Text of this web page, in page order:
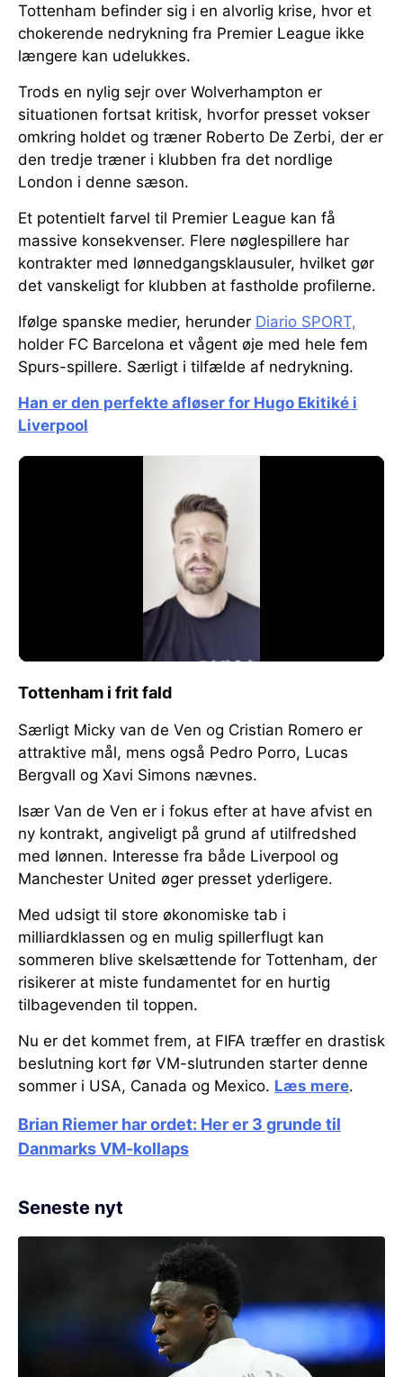
Tottenham befinder sig i en alvorlig krise, hvor et
chokerende nedrykning fra Premier League ikke
længere kan udelukkes.
Trods en nylig sejr over Wolverhampton er
situationen fortsat kritisk, hvorfor presset vokser
omkring holdet og træner Roberto De Zerbi, der er
den tredje træner i klubben fra det nordlige
London i denne sæson.
Et potentielt farvel til Premier League kan få
massive konsekvenser. Flere nøglespillere har
kontrakter med lønnedgangsklausuler, hvilket gør
det vanskeligt for klubben at fastholde profilerne.
Ifølge spanske medier, herunder Diario SPORT,
holder FC Barcelona et vågent øje med hele fem
Spurs-spillere. Særligt i tilfælde af nedrykning.
Han er den perfekte afløser for Hugo Ekitiké i
Liverpool
Tottenham i frit fald
Særligt Micky van de Ven og Cristian Romero er
attraktive mål, mens også Pedro Porro, Lucas
Bergvall og Xavi Simons nævnes.
Især Van de Ven er i fokus efter at have afvist en
ny kontrakt, angiveligt på grund af utilfredshed
med lønnen. Interesse fra både Liverpool og
Manchester United øger presset yderligere.
Med udsigt til store økonomiske tab i
milliardklassen og en mulig spillerflugt kan
sommeren blive skelsættende for Tottenham, der
risikerer at miste fundamentet for en hurtig
tilbagevenden til toppen.
Nu er det kommet frem, at FIFA træffer en drastisk
beslutning kort før VM-slutrunden starter denne
sommer i USA, Canada og Mexico. Læs mere.
Brian Riemer har ordet: Her er 3 grunde til
Danmarks VM-kollaps
Seneste nyt